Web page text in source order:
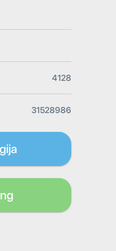
4128
31528986